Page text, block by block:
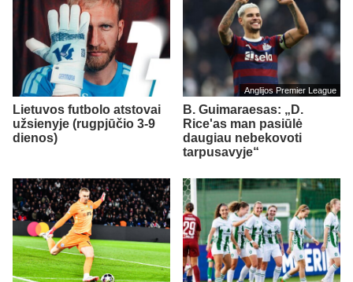
Lietuvos futbolo atstovai
užsienyje (rugpjūčio 3-9
dienos)
Anglijos Premier League
B. Guimaraesas: „D.
Rice'as man pasiūlė
daugiau nebekovoti
tarpusavyje“